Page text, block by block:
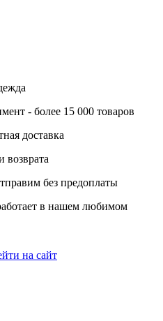
- более 15 000 товаров
доставка
возврата
без предоплаты
в нашем любимом
на сайт